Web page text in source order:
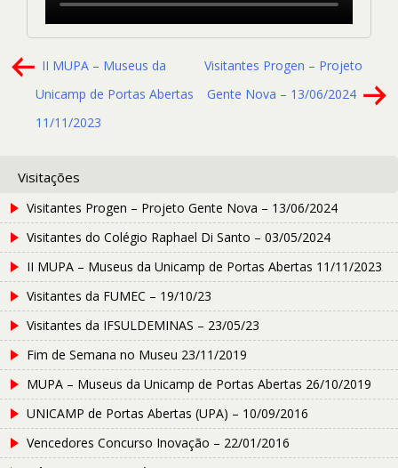
II MUPA – Museus da
Unicamp de Portas Abertas
11/11/2023
Visitantes Progen – Projeto
Gente Nova – 13/06/2024
Visitações
Visitantes Progen – Projeto Gente Nova – 13/06/2024
Visitantes do Colégio Raphael Di Santo – 03/05/2024
II MUPA – Museus da Unicamp de Portas Abertas 11/11/2023
Visitantes da FUMEC – 19/10/23
Visitantes da IFSULDEMINAS – 23/05/23
Fim de Semana no Museu 23/11/2019
MUPA – Museus da Unicamp de Portas Abertas 26/10/2019
UNICAMP de Portas Abertas (UPA) – 10/09/2016
Vencedores Concurso Inovação – 22/01/2016